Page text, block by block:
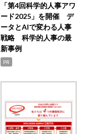
「第4回科学的人事アワ
ード2025」を開催 デ
ータとAIで変わる人事
戦略 科学的人事の最
新事例
PR